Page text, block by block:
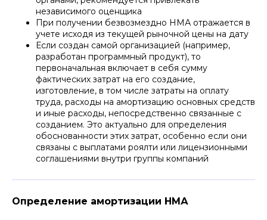
независимого оценщика
При получении безвозмездно НМА отражается в
учете исходя из текущей рыночной цены на дату
Если создан самой организацией (например,
разработан программный продукт), то
первоначальная включает в себя сумму
фактических затрат на его создание,
изготовление, в том числе затраты на оплату
труда, расходы на амортизацию основных средств
и иные расходы, непосредственно связанные с
созданием. Это актуально для определения
обоснованности этих затрат, особенно если они
связаны с выплатами роялти или лицензионными
соглашениями внутри группы компаний
Определение амортизации НМА